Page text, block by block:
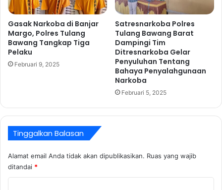
g
T
e
r
s
a
n
P
g
n
i
t
a
n
d
a
B
k
B
a
Gasak Narkoba di Banjar
Margo, Polres Tulang
Bawang Tangkap Tiga
Pelaku
Februari 9, 2025
Satresnarkoba Polres
Tulang Bawang Barat
Dampingi Tim
Ditresnarkoba Gelar
Penyuluhan Tentang
Bahaya Penyalahgunaan
Narkoba
Februari 5, 2025
Tinggalkan Balasan
Alamat email Anda tidak akan dipublikasikan. Ruas yang wajib
ditandai *